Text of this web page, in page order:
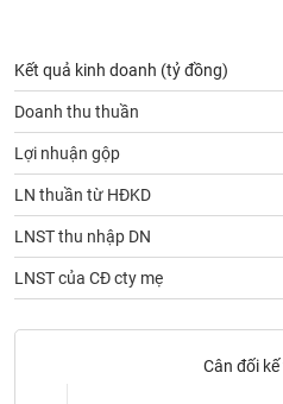
Kết quả kinh doanh (tỷ đồng)
Doanh thu thuần
Lợi nhuận gộp
LN thuần từ HĐKD
LNST thu nhập DN
LNST của CĐ cty mẹ
Cân đối
Bài
viết
của
giả
(-)
Báo
cáo
(-)